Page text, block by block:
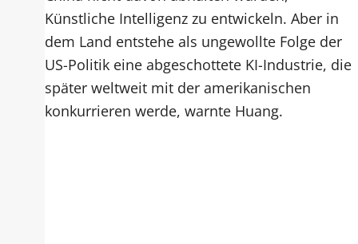
Künstliche Intelligenz zu entwickeln. Aber in
dem Land entstehe als ungewollte Folge der
US-Politik eine abgeschottete KI-Industrie, die
später weltweit mit der amerikanischen
konkurrieren werde, warnte Huang.